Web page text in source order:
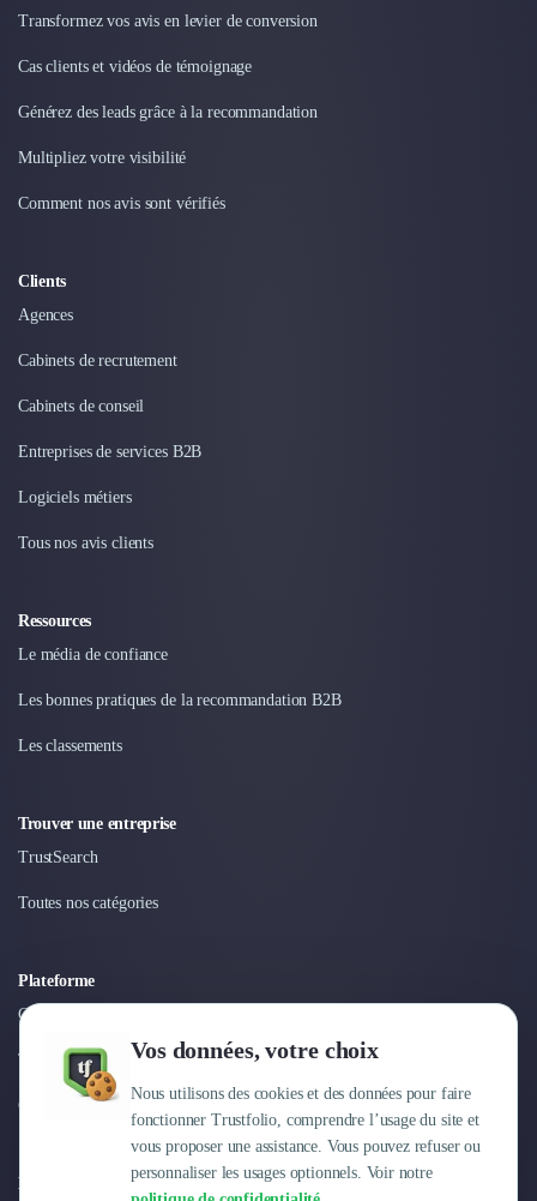
Vos données, votre choix
Nous utilisons des cookies et des données pour faire
fonctionner Trustfolio, comprendre l’usage du site et
vous proposer une assistance. Vous pouvez refuser ou
personnaliser les usages optionnels. Voir notre
Développement E-commerce
Cybersécurité
Intelligence Artificielle (IA)
Réalité Virtuelle (VR)
Déménagement
Logistique
Traiteur & Restauration
Conception & Aménagement de Bureaux
Office Management
Développement à l'international
Autres
Courtage en Energie
Désinfection & décontamination
Clubs & Réseaux Professionnels
Transformez vos avis en levier de conversion
Cas clients et vidéos de témoignage
Générez des leads grâce à la recommandation
Multipliez votre visibilité
Comment nos avis sont vérifiés
Clients
Agences
Cabinets de recrutement
Cabinets de conseil
Entreprises de services B2B
Logiciels métiers
Tous nos avis clients
Ressources
Le média de confiance
Les bonnes pratiques de la recommandation B2B
Les classements
Trouver une entreprise
TrustSearch
Toutes nos catégories
Plateforme
Connexion
Tarifs
Centre d'aide
Entreprise